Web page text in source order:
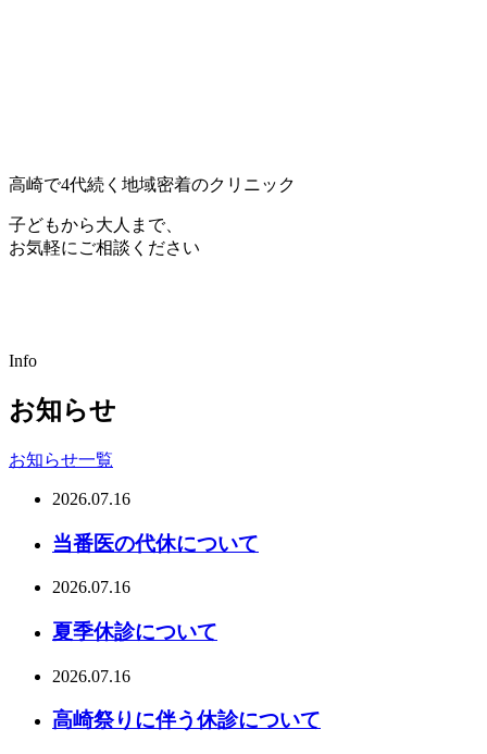
高崎で4代続く地域密着のクリニック
子どもから大人まで、
お気軽にご相談ください
Info
お知らせ
お知らせ一覧
2026.07.16
当番医の代休について
2026.07.16
夏季休診について
2026.07.16
高崎祭りに伴う休診について